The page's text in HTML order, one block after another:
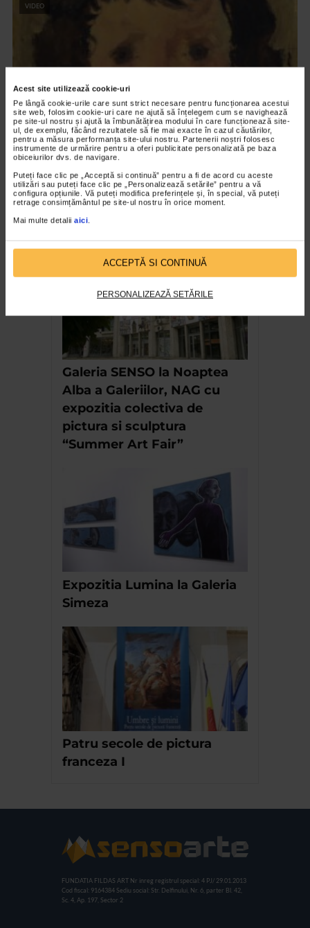
Acest site utilizează cookie-uri
Pe lângă cookie-urile care sunt strict necesare pentru funcționarea acestui
site web, folosim cookie-uri care ne ajută să înțelegem cum se navighează
pe site-ul nostru și ajută la îmbunătățirea modului în care funcționează site-
ul, de exemplu, făcând rezultatele să fie mai exacte în cazul căutărilor,
pentru a măsura performanța site-ului nostru. Partenerii noștri folosesc
instrumente de urmărire pentru a oferi publicitate personalizată pe baza
obiceiurilor dvs. de navigare.
Puteți face clic pe „Acceptă si continuă” pentru a fi de acord cu aceste
utilizări sau puteți face clic pe „Personalizează setările” pentru a vă
configura opțiunile. Vă puteți modifica preferințele și, în special, vă puteți
retrage consimțământul pe site-ul nostru în orice moment.
Mai multe detalii aici
ACCEPTĂ SI CONTINUĂ
PERSONALIZEAZĂ SETĂRILE
VIDEO
Nicolae Tonitza – Pictor al copiilor
175 vizualizari
RECOMANDĂRI
Galeria SENSO la Noaptea
Alba a Galeriilor, NAG cu
expozitia colectiva de
pictura si sculptura
“Summer Art Fair”
Expozitia Lumina la Galeria
Simeza
Patru secole de pictura
franceza I
FUNDATIA FILDAS ART Nr inreg registrul special: 4 PJ/ 29.01.2013
Cod fiscal: 9164384 Sediu social: Str. Delfinului, Nr. 6, parter Bl. 42,
Sc. 4, Ap. 197, Sector 2